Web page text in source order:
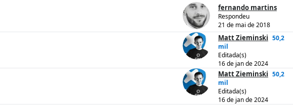
fernando martins
Respondeu
21 de mai de 2018
Matt Zieminski 50,2
mil
Editada(s)
16 de jan de 2024
Matt Zieminski 50,2
mil
Editada(s)
16 de jan de 2024